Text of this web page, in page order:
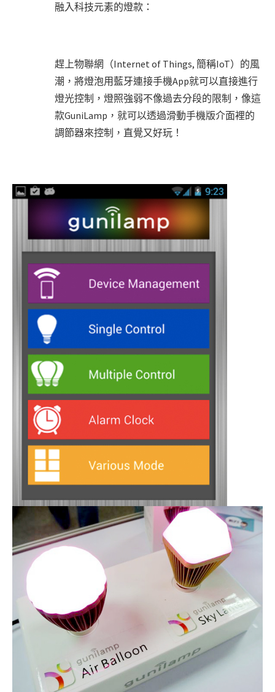
融入科技元素的燈款：
趕上物聯網（Internet of Things, 簡稱IoT）的風
潮，將燈泡用藍牙連接手機App就可以直接進行
燈光控制，燈照強弱不像過去分段的限制，像這
款GuniLamp，就可以透過滑動手機版介面裡的
調節器來控制，直覺又好玩！